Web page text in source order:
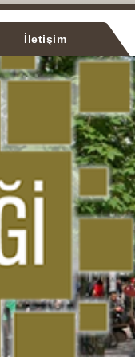
İletişim